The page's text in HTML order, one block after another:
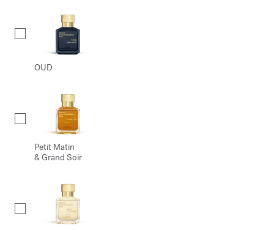
OUD
Petit Matin
& Grand Soir